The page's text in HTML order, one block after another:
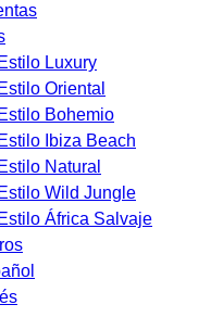
Estilo Luxury
Estilo Oriental
Estilo Bohemio
Estilo Ibiza Beach
Estilo Natural
Estilo Wild Jungle
Estilo África Salvaje